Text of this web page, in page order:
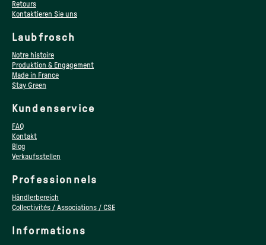
Retours
Kontaktieren Sie uns
Laubfrosch
Notre histoire
Produktion & Engagement
Made in France
Stay Green
Kundenservice
FAQ
Kontakt
Blog
Verkaufsstellen
Professionnels
Händlerbereich
Collectivités / Associations / CSE
Informations